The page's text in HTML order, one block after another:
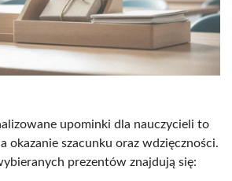
upominki dla nauczycieli to
okazanie szacunku oraz wdzięczności.
prezentów znajdują się: